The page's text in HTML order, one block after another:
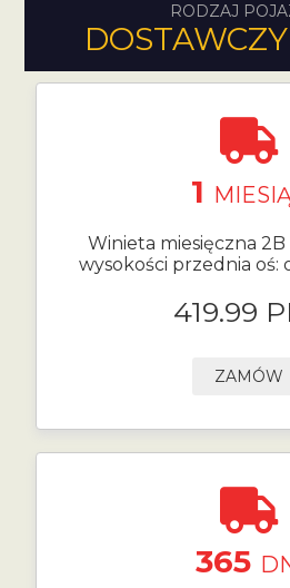
RODZAJ
1
Winieta miesięczna 2B
wysokości przednia oś:
419.99
ZAMÓW
365